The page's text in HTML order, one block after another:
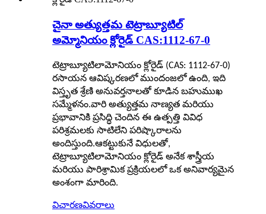
చైనా అత్యుత్తమ టెట్రాబ్యూటిల్
అమ్మోనియం క్లోరైడ్ CAS:1112-67-0
టెట్రాబ్యూటిలామోనియం క్లోరైడ్ (CAS: 1112-67-0)
రసాయన ఆవిష్కరణలో ముందంజలో ఉంది, ఇది
విస్తృత శ్రేణి అనువర్తనాలతో కూడిన బహుముఖ
సమ్మేళనం.వారి అత్యుత్తమ నాణ్యత మరియు
ప్రభావానికి ప్రసిద్ధి చెందిన ఈ ఉత్పత్తి వివిధ
పరిశ్రమలకు సాటిలేని పరిష్కారాలను
అందిస్తుంది.ఆకట్టుకునే విధులతో,
టెట్రాబ్యూటిలామోనియం క్లోరైడ్ అనేక శాస్త్రీయ
మరియు పారిశ్రామిక ప్రక్రియలలో ఒక అనివార్యమైన
అంశంగా మారింది.
విచారణవివరాలు